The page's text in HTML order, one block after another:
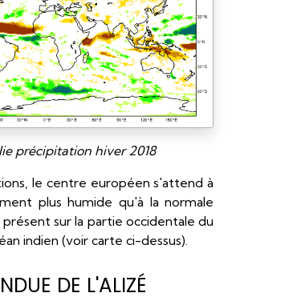
précipitation hiver 2018
le centre européen s'attend à
plus humide qu'à la normale
présent sur la partie occidentale du
indien (voir carte ci-dessus).
DE L'ALIZÉ